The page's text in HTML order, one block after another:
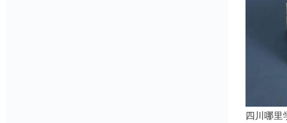
四川哪里